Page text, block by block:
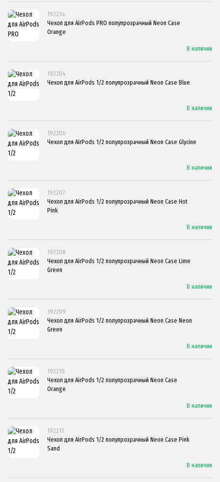
192234
Чехол для AirPods PRO полупрозрачный Neon Case
Orange
В наличии
192204
Чехол для AirPods 1/2 полупрозрачный Neon Case Blue
В наличии
192206
Чехол для AirPods 1/2 полупрозрачный Neon Case Glycine
В наличии
192207
Чехол для AirPods 1/2 полупрозрачный Neon Case Hot
Pink
В наличии
192208
Чехол для AirPods 1/2 полупрозрачный Neon Case Lime
Green
В наличии
192209
Чехол для AirPods 1/2 полупрозрачный Neon Case Neon
Green
В наличии
192210
Чехол для AirPods 1/2 полупрозрачный Neon Case
Orange
В наличии
192211
Чехол для AirPods 1/2 полупрозрачный Neon Case Pink
Sand
В наличии